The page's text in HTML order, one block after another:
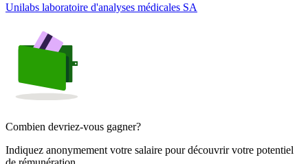
Unilabs laboratoire d'analyses médicales SA
Combien devriez-vous gagner?
Indiquez anonymement votre salaire pour découvrir votre potentiel